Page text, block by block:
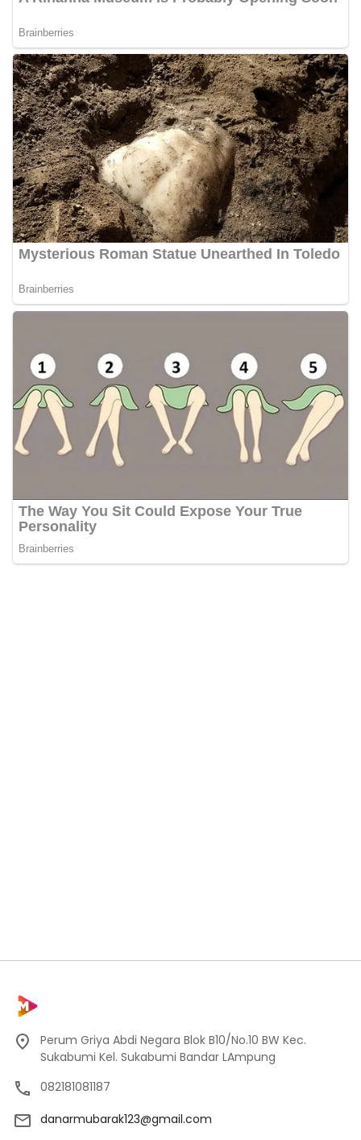
Perum Griya Abdi Negara Blok B10/No.10 BW Kec.
Sukabumi Kel. Sukabumi Bandar LAmpung
082181081187
danarmubarak123@gmail.com